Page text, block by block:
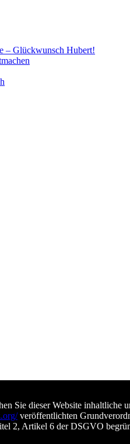
– Glückwunsch Hubert!
Sie dieser Website
veröffentlichten
2, Artikel 6 der DSGVO